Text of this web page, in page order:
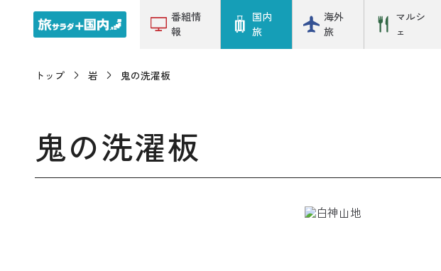
番組情
報
国内
旅
海外
旅
マルシ
ェ
トップ 岩 鬼の洗濯板
鬼の洗濯板